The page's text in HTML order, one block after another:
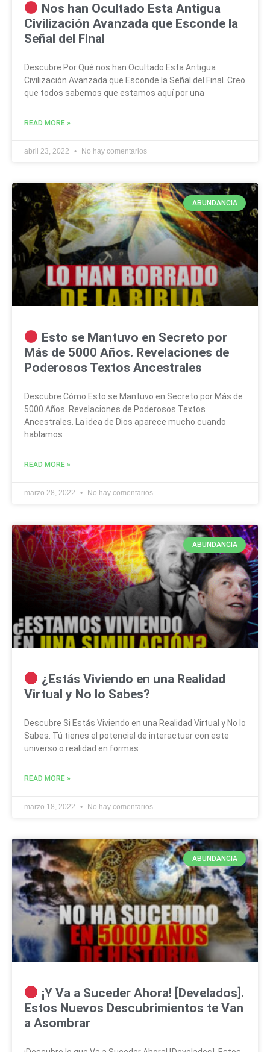
Nos han Ocultado Esta Antigua
Civilización Avanzada que Esconde la
Señal del Final
Descubre Por Qué nos han Ocultado Esta Antigua
Civilización Avanzada que Esconde la Señal del Final. Creo
que todos sabemos que estamos aquí por una
READ MORE »
abril 23, 2022 No hay comentarios
ABUNDANCIA
Esto se Mantuvo en Secreto por
Más de 5000 Años. Revelaciones de
Poderosos Textos Ancestrales
Descubre Cómo Esto se Mantuvo en Secreto por Más de
5000 Años. Revelaciones de Poderosos Textos
Ancestrales. La idea de Dios aparece mucho cuando
hablamos
READ MORE »
marzo 28, 2022 No hay comentarios
ABUNDANCIA
¿Estás Viviendo en una Realidad
Virtual y No lo Sabes?
Descubre Si Estás Viviendo en una Realidad Virtual y No lo
Sabes. Tú tienes el potencial de interactuar con este
universo o realidad en formas
READ MORE »
marzo 18, 2022 No hay comentarios
ABUNDANCIA
¡Y Va a Suceder Ahora! [Develados].
Estos Nuevos Descubrimientos te Van
a Asombrar